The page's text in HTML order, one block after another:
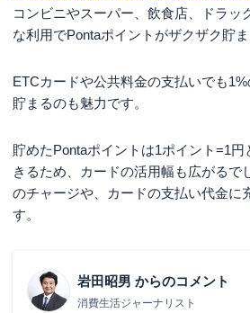
コンビニやスーパー、飲食店、ドラッ
な利用でPontaポイントがザクザク貯ま
ETCカードや公共料金の支払いでも
貯まるのも魅力です。
貯めたPontaポイントは1ポイント=1
きるため、カードの活用幅も広がるで
のチャージや、カードの支払い代金に
す。
岩田昭男 からのコメント
消費生活ジャーナリスト